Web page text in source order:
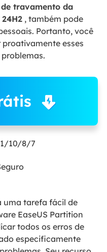
de travamento da
, também pode
Portanto, você
esses
10/8/7
uma tarefa fácil de
EaseUS Partition
todos os erros de
especificamente